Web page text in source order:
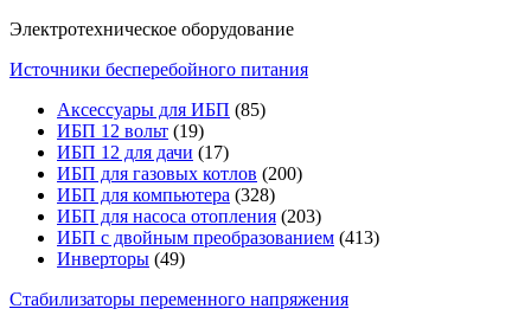
Электротехническое оборудование
Источники бесперебойного питания
Аксессуары для ИБП (85)
ИБП 12 вольт (19)
ИБП 12 для дачи (17)
ИБП для газовых котлов (200)
ИБП для компьютера (328)
ИБП для насоса отопления (203)
ИБП с двойным преобразованием (413)
Инверторы (49)
Стабилизаторы переменного напряжения